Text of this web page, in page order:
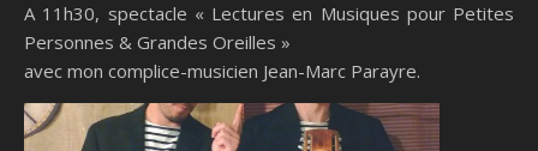
A 11h30, spectacle « Lectures en Musiques pour Petites
Personnes & Grandes Oreilles »
avec mon complice-musicien Jean-Marc Parayre.